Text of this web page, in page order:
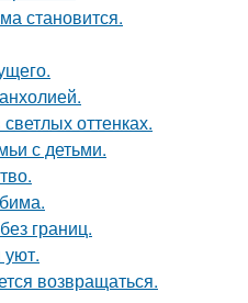
становится.
оттенках.
с детьми.
границ.
возвращаться.